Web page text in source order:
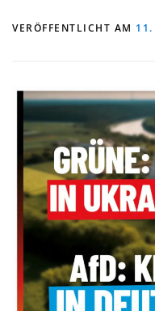
VERÖFFENTLICHT AM